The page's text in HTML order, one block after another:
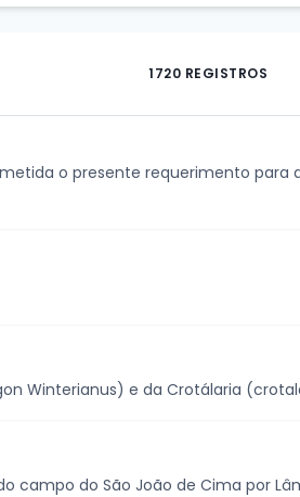
1720 REGISTROS
o presente requerimento
Winterianus) e da Crotálaria
campo do São João de Cima por